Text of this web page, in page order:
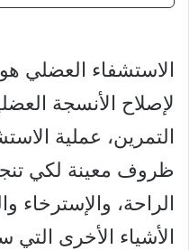
الاستشفاء العضلي
لإصلاح الأنسجة
التمرين، عملية
ظروف معينة لكي
الراحة، والإسترخاء
الأشياء الأخرى